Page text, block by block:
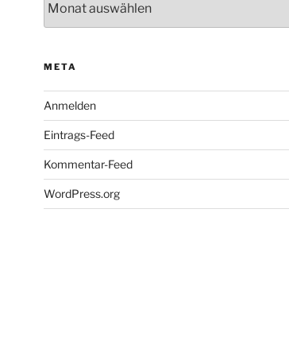
META
Anmelden
Eintrags-Feed
Kommentar-Feed
WordPress.org